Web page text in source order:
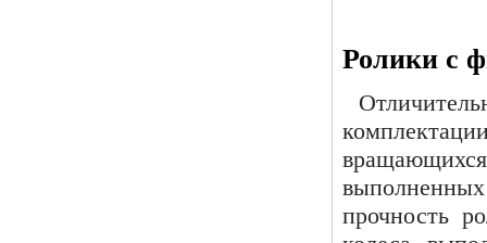
Ролики с
прочность